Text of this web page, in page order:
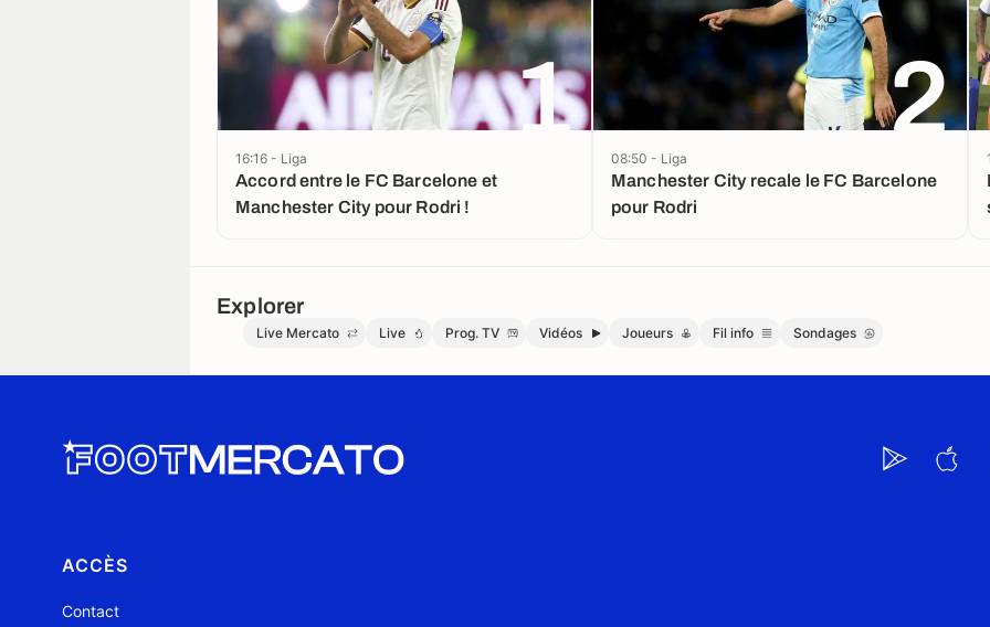
1
Accord entre le FC Barcelone et
Manchester City pour Rodri !
16:16 - Liga
2
Manchester City recale le FC Barcelone
pour Rodri
08:50 - Liga
Explorer
Live Mercato Live Prog. TV Vidéos Joueurs Fil info Sondages
ACCÈS
Contact